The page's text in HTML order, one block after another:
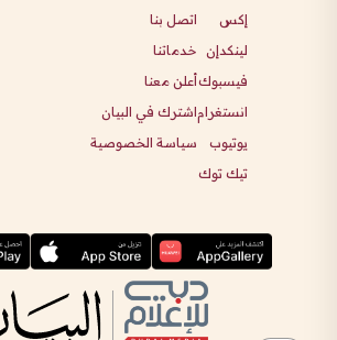
إكس
لينكدإن
فيسبوك
انستغرام
يوتيوب
تيك توك
اتصل بنا
خدماتنا
أعلن معنا
اشترك في البيان
سياسة الخصوصية